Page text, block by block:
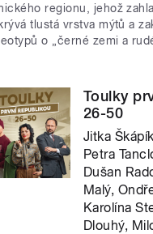
regionu, jehož
tlustá vrstva mýtů a
o „černé zemi a
Toulky
26-50
Jitka
Petra
Dušan
Malý,
Karolína
Dlouhý,